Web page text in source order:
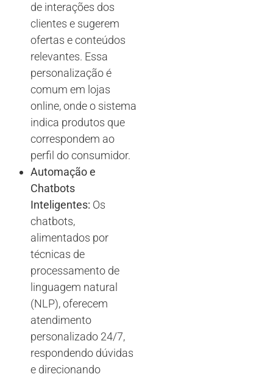
de interações dos
clientes e sugerem
ofertas e conteúdos
relevantes. Essa
personalização é
comum em lojas
online, onde o sistema
indica produtos que
correspondem ao
perfil do consumidor.
Automação e
Chatbots
Inteligentes: Os
chatbots,
alimentados por
técnicas de
processamento de
linguagem natural
(NLP), oferecem
atendimento
personalizado 24/7,
respondendo dúvidas
e direcionando